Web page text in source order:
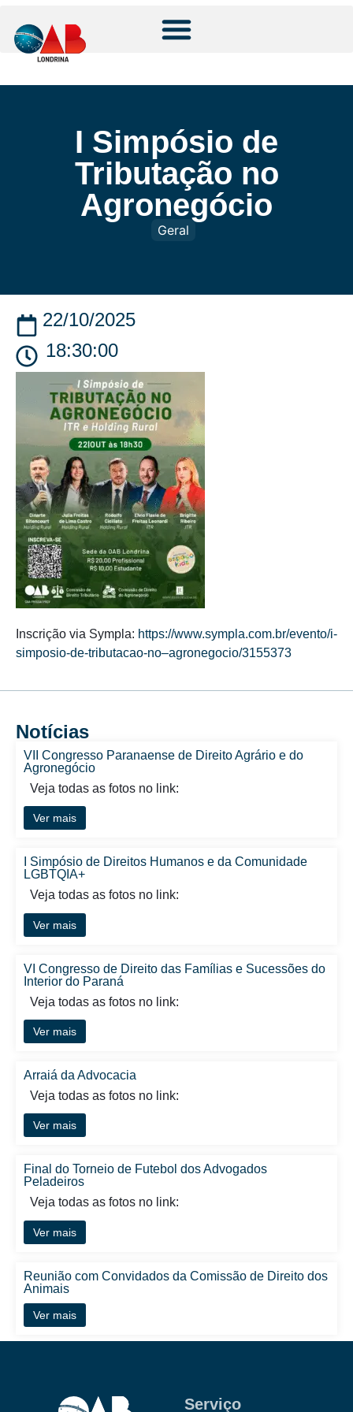
I Simpósio de
Tributação no
Agronegócio
Geral
22/10/2025
18:30:00
Inscrição via Sympla: https://www.sympla.com.br/evento/i-
simposio-de-tributacao-no–agronegocio/3155373
Notícias
VII Congresso Paranaense de Direito Agrário e do
Agronegócio
Veja todas as fotos no link:
Ver mais
I Simpósio de Direitos Humanos e da Comunidade
LGBTQIA+
Veja todas as fotos no link:
Ver mais
VI Congresso de Direito das Famílias e Sucessões do
Interior do Paraná
Veja todas as fotos no link:
Ver mais
Arraiá da Advocacia
Veja todas as fotos no link:
Ver mais
Final do Torneio de Futebol dos Advogados
Peladeiros
Veja todas as fotos no link:
Ver mais
Reunião com Convidados da Comissão de Direito dos
Animais
Ver mais
Serviço